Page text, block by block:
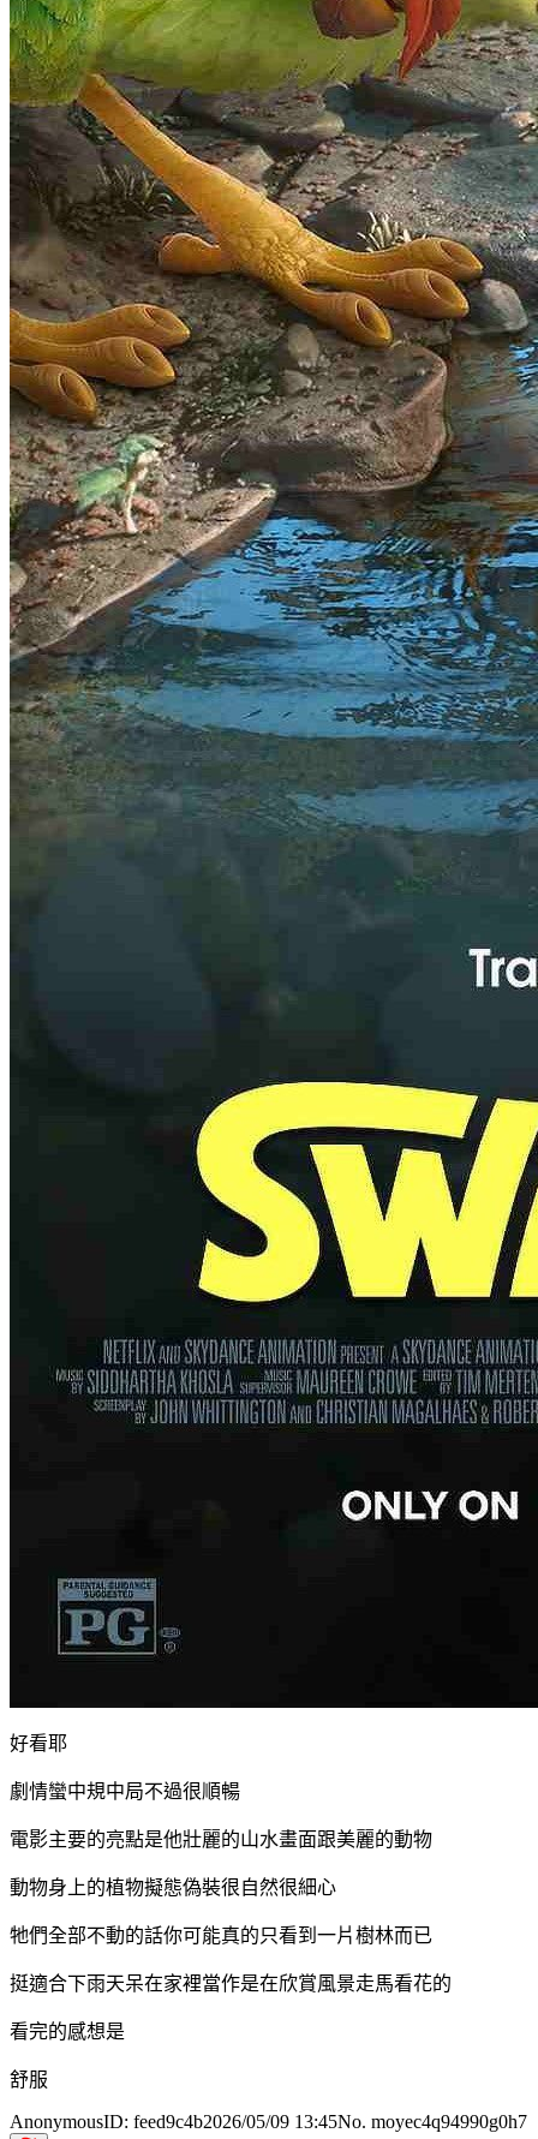
好看耶
劇情蠻中規中局不過很順暢
電影主要的亮點是他壯麗的山水畫面跟美麗的動物
動物身上的植物擬態偽裝很自然很細心
牠們全部不動的話你可能真的只看到一片樹林而已
挺適合下雨天呆在家裡當作是在欣賞風景走馬看花的
看完的感想是
舒服
AnonymousID: feed9c4b2026/05/09 13:45No. moyec4q94990g0h7